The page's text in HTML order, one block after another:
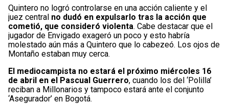
Quintero no logró controlarse en una acción caliente y el
juez central no dudó en expulsarlo tras la acción que
cometió, que consideró violenta. Cabe destacar que el
jugador de Envigado exageró un poco y esto habría
molestado aún más a Quintero que lo cabezeó. Los ojos de
Montaño estaban muy cerca.
El mediocampista no estará el próximo miércoles 16
de abril en el Pascual Guerrero, cuando los del ‘Polilla’
reciban a Millonarios y tampoco estará ante el conjunto
‘Asegurador’ en Bogotá.